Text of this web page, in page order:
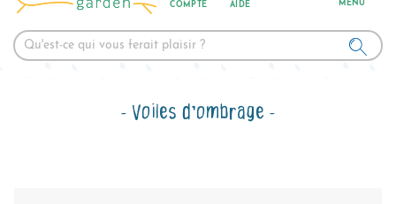
COMPTE AIDE
Voiles d'ombrage